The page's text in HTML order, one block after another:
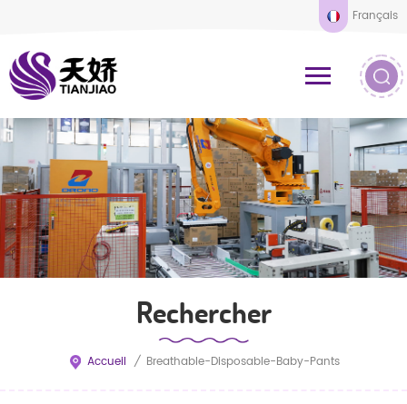
Français
Rechercher
Accueil / Breathable-Disposable-Baby-Pants